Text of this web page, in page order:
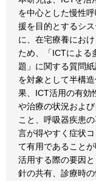
を中心とした慢性
援を目的とするシ
に、在宅療養にお
ため、「ICTによる
題」に関する質問
を対象として半構
果、ICT活用の有効
や治療の状況およ
こと、呼吸器疾患
言が得やすく症状
て有用であること
活用する際の要因
針の共有、診療時